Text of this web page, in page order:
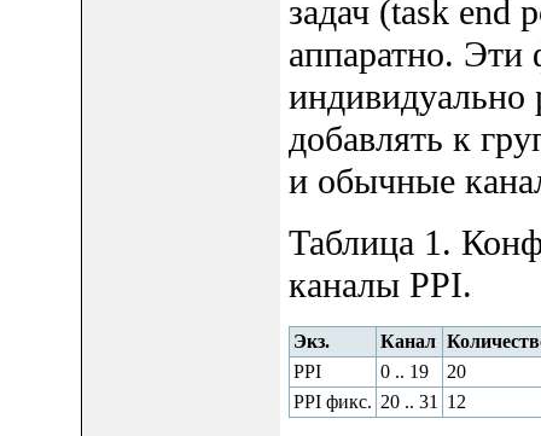
задач (task end
аппаратно.
индивидуально
добавлять к
и обычные
Таблица 1.
каналы PPI.
Экз. Канал
PPI
0 .. 19
20
PPI фикс. 20 .. 31 12